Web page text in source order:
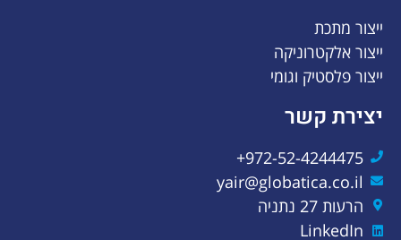
יצירת קשר
972-52-4244475+
yair@globatica.co.il
הרעות 27 נתניה
LinkedIn
ייצור מתכת
ייצור אלקטרוניקה
ייצור פלסטיק וגומי